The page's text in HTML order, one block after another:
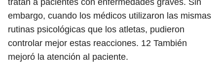
tratan a pacientes con enfermedades graves. Sin
embargo, cuando los médicos utilizaron las mismas
rutinas psicológicas que los atletas, pudieron
controlar mejor estas reacciones. 12 También
mejoró la atención al paciente.